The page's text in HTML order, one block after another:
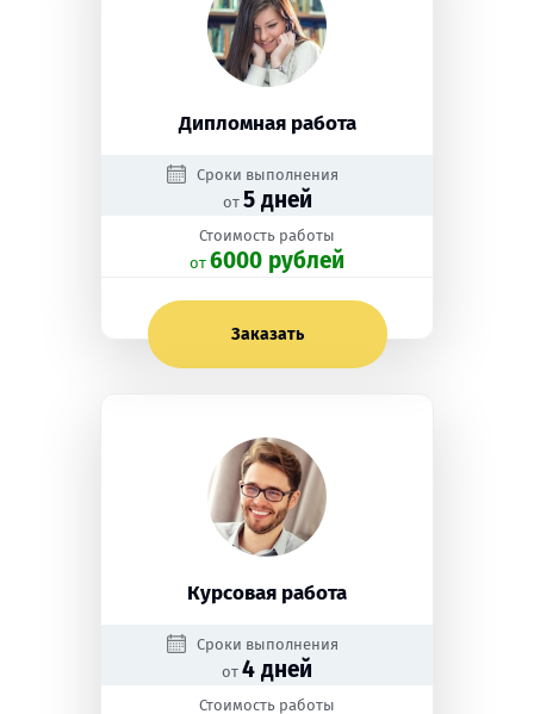
Дипломная работа
Сроки выполнения
от 5 дней
Стоимость работы
oт 6000 рублей
Заказать
Курсовая работа
Сроки выполнения
от 4 дней
Стоимость работы